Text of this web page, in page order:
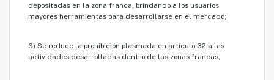
depositadas en la zona franca, brindando a los usuarios
mayores herramientas para desarrollarse en el mercado;
6) Se reduce la prohibición plasmada en artículo 32 a las
actividades desarrolladas dentro de las zonas francas;